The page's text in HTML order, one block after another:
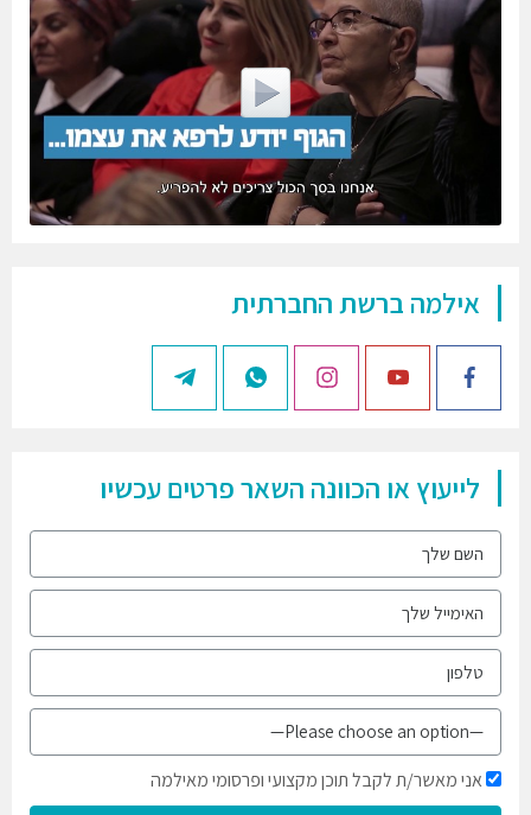
אילמה ברשת החברתית
לייעוץ או הכוונה השאר פרטים עכשיו
אני מאשר/ת לקבל תוכן מקצועי ופרסומי מאילמה